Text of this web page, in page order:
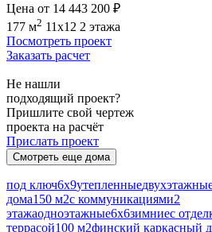
Цена от 14 443 200 ₽
177 м2 11x12 2 этажа
Посмотреть проект
Заказать расчет
Не нашли
подходящий проект?
Пришлите свой чертеж
проекта на расчёт
Прислать проект
Смотреть еще дома
под ключ6х9утепленные
дома150 м2с коммуникациями2
этажаодноэтажные6х6зимниес
террасой100 м2финский каркасный